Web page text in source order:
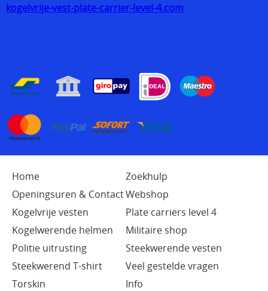
kogelvrije-vest-plate-carrier-level-4.com
Home
Zoekhulp
Openingsuren & ContactWebshop
Kogelvrije vesten
Plate carriers level 4
Kogelwerende helmen
Militaire shop
Politie uitrusting
Steekwerende vesten
Steekwerend T-shirt
Veel gestelde vragen
Torskin
Info